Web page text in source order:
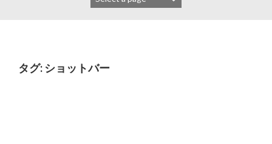
タグ: ショットバー